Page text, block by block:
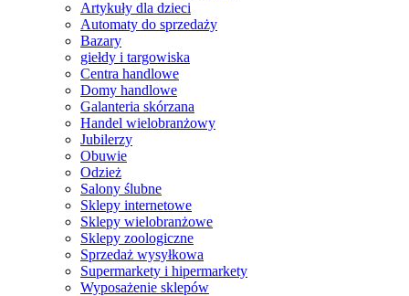
Artykuły dla dzieci
Automaty do sprzedaży
Bazary
giełdy i targowiska
Centra handlowe
Domy handlowe
Galanteria skórzana
Handel wielobranżowy
Jubilerzy
Obuwie
Odzież
Salony ślubne
Sklepy internetowe
Sklepy wielobranżowe
Sklepy zoologiczne
Sprzedaż wysyłkowa
Supermarkety i hipermarkety
Wyposażenie sklepów